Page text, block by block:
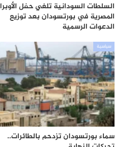
السلطات السودانية تلغي حفل الأوبرا
المصرية في بورتسودان بعد توزيع
الدعوات الرسمية
سياسية
سماء بورتسودان تزدحم بالطائرات..